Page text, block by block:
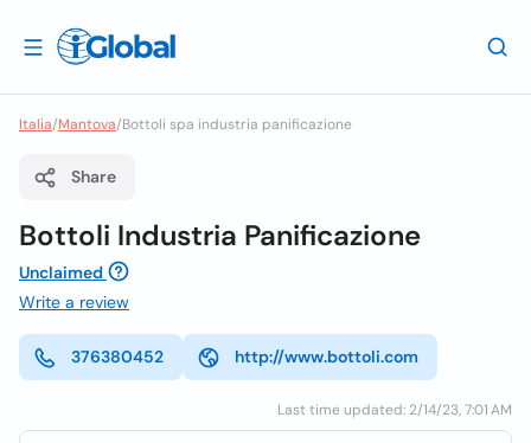
Italia/Mantova/Bottoli spa industria panificazione
Share
Bottoli Industria Panificazione
Unclaimed
Write a review
376380452 http://www.bottoli.com
Last time updated: 2/14/23, 7:01 AM